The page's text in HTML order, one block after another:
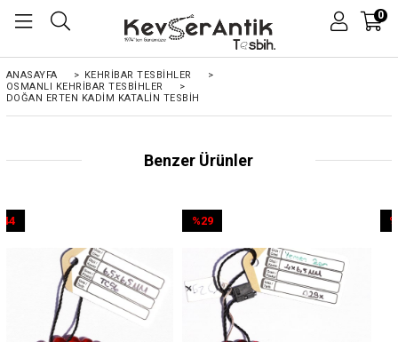
0
ANASAYFA > KEHRIBAR TESBIHLER
>
OSMANLI KEHRİBAR TESBİHLER
>
DOĞAN ERTEN KADIM KATALIN TESBIH
Benzer Ürünler
%29İndirim
%44İndirim